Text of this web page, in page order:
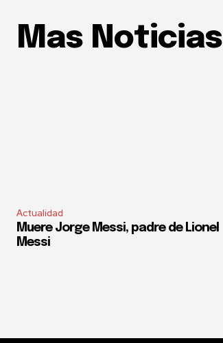
Mas Noticias
Actualidad
Muere Jorge Messi, padre de Lionel
Messi